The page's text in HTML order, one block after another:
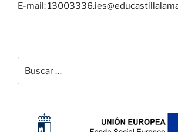
E-mail:13003336.ies@
por: